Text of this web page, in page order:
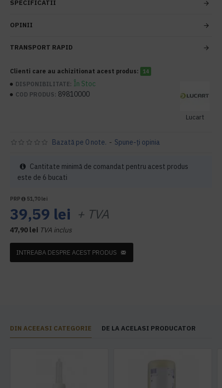
SPECIFICATII
OPINII
TRANSPORT RAPID
Clienti care au achizitionat acest produs: 14
DISPONIBILITATE: În Stoc
COD PRODUS: 89810000
Lucart
Bazată pe 0 note. - Spune-ţi opinia
PRP 51,70 lei
39,59 lei + TVA
47,90 lei TVA inclus
Cantitate minimă de comandat pentru acest produs
este de 6 bucati
INTREABA DESPRE ACEST PRODUS
DIN ACEEASI CATEGORIE DE LA ACELASI PRODUCATOR